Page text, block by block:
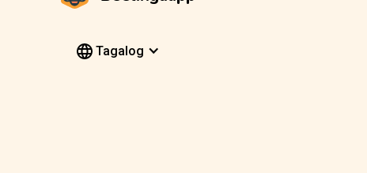
Tagalog